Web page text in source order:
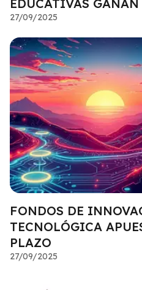
EDUCATIVAS
27/09/2025
FONDOS DE
TECNOLÓGICA
PLAZO
27/09/2025